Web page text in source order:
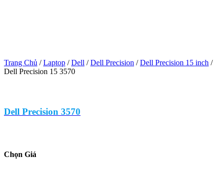
Trang Chủ /Laptop /Dell /Dell Precision /Dell Precision 15 inch /
Dell Precision 15 3570
Dell Precision 3570
Chọn Giá